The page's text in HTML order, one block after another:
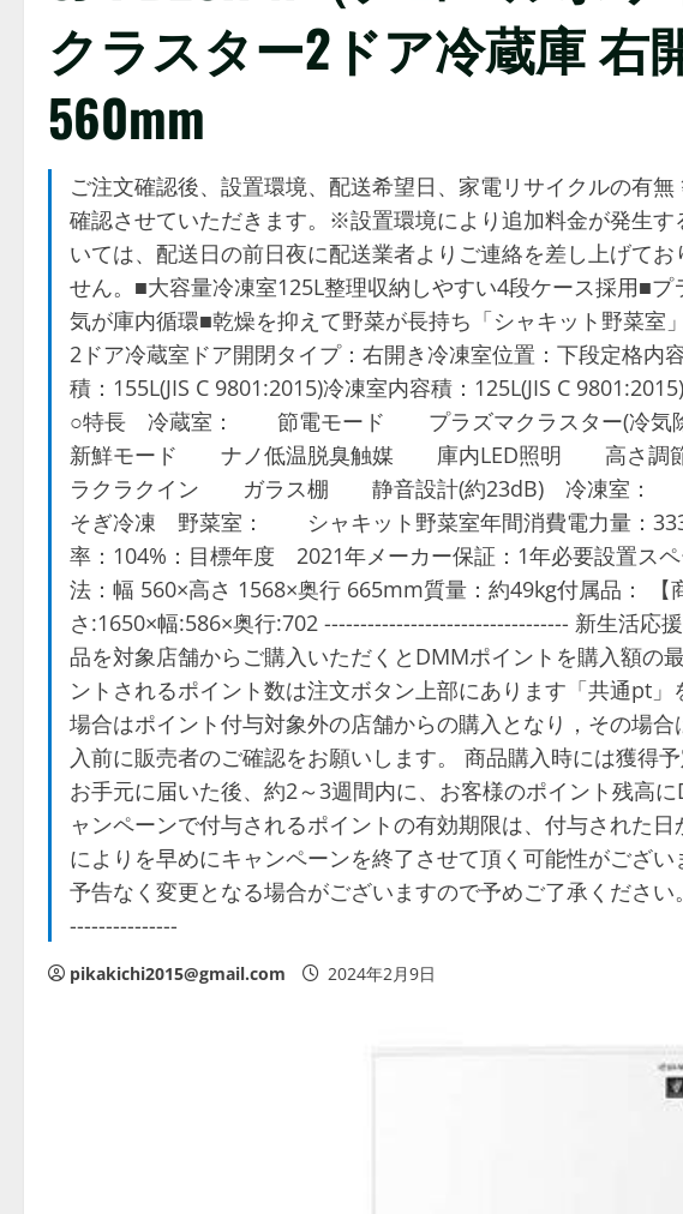
クラスター2ドア冷蔵庫 右
560mm
ご注文確認後、設置環境、配送希望日、家電リサイクルの有
確認させていただきます。※設置環境により追加料金が発生
いては、配送日の前日夜に配送業者よりご連絡を差し上げて
せん。■大容量冷凍室125L整理収納しやすい4段ケース採用■
気が庫内循環■乾燥を抑えて野菜が長持ち「シャキット野菜室
2ドア冷蔵室ドア開閉タイプ：右開き冷凍室位置：下段定格内
積：155L(JIS C 9801:2015)冷凍室内容積：125L(JIS C
○特長 冷蔵室： 節電モード プラズマクラスター(冷気
新鮮モード ナノ低温脱臭触媒 庫内LED照明 高さ
ラクラクイン ガラス棚 静音設計(約23dB) 冷凍室：
そぎ冷凍 野菜室： シャキット野菜室年間消費電力量：
率：104%：目標年度 2021年メーカー保証：1年必要設置ス
法：幅 560×高さ 1568×奥行 665mm質量：約49kg付属品：
さ:1650×幅:586×奥行:702 ---------------------------------- 新生活応
品を対象店舗からご購入いただくとDMMポイントを購入額の
ントされるポイント数は注文ボタン上部にあります「共通pt
場合はポイント付与対象外の店舗からの購入となり，その場
入前に販売者のご確認をお願いします。 商品購入時には獲得
お手元に届いた後、約2～3週間内に、お客様のポイント残高
ャンペーンで付与されるポイントの有効期限は、付与された
によりを早めにキャンペーンを終了させて頂く可能性がござ
予告なく変更となる場合がございますので予めご了承くださ
---------------
pikakichi2015@gmail.com 2024年2月9日